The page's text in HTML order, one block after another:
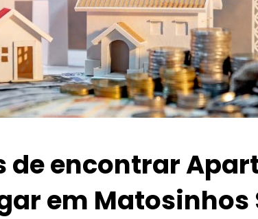
de encontrar
em Matosinhos